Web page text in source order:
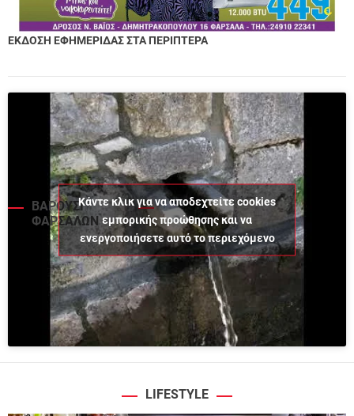
ΕΚΔΟΣΗ ΕΦΗΜΕΡΙΔΑΣ ΣΤΑ ΠΕΡΙΠΤΕΡΑ
ΒΑΡΟΥΣΙ
ΦΑΡΣΑΛΩΝ
Κάντε κλικ για να αποδεχτείτε cookies
εμπορικής προώθησης και να
ενεργοποιήσετε αυτό το περιεχόμενο
LIFESTYLE